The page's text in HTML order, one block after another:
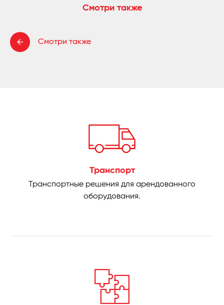
Смотри также
Смотри также
Транспорт
Транспортные решения для арендованного
оборудования.